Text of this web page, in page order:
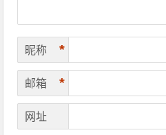
昵称 *
邮箱 *
网址